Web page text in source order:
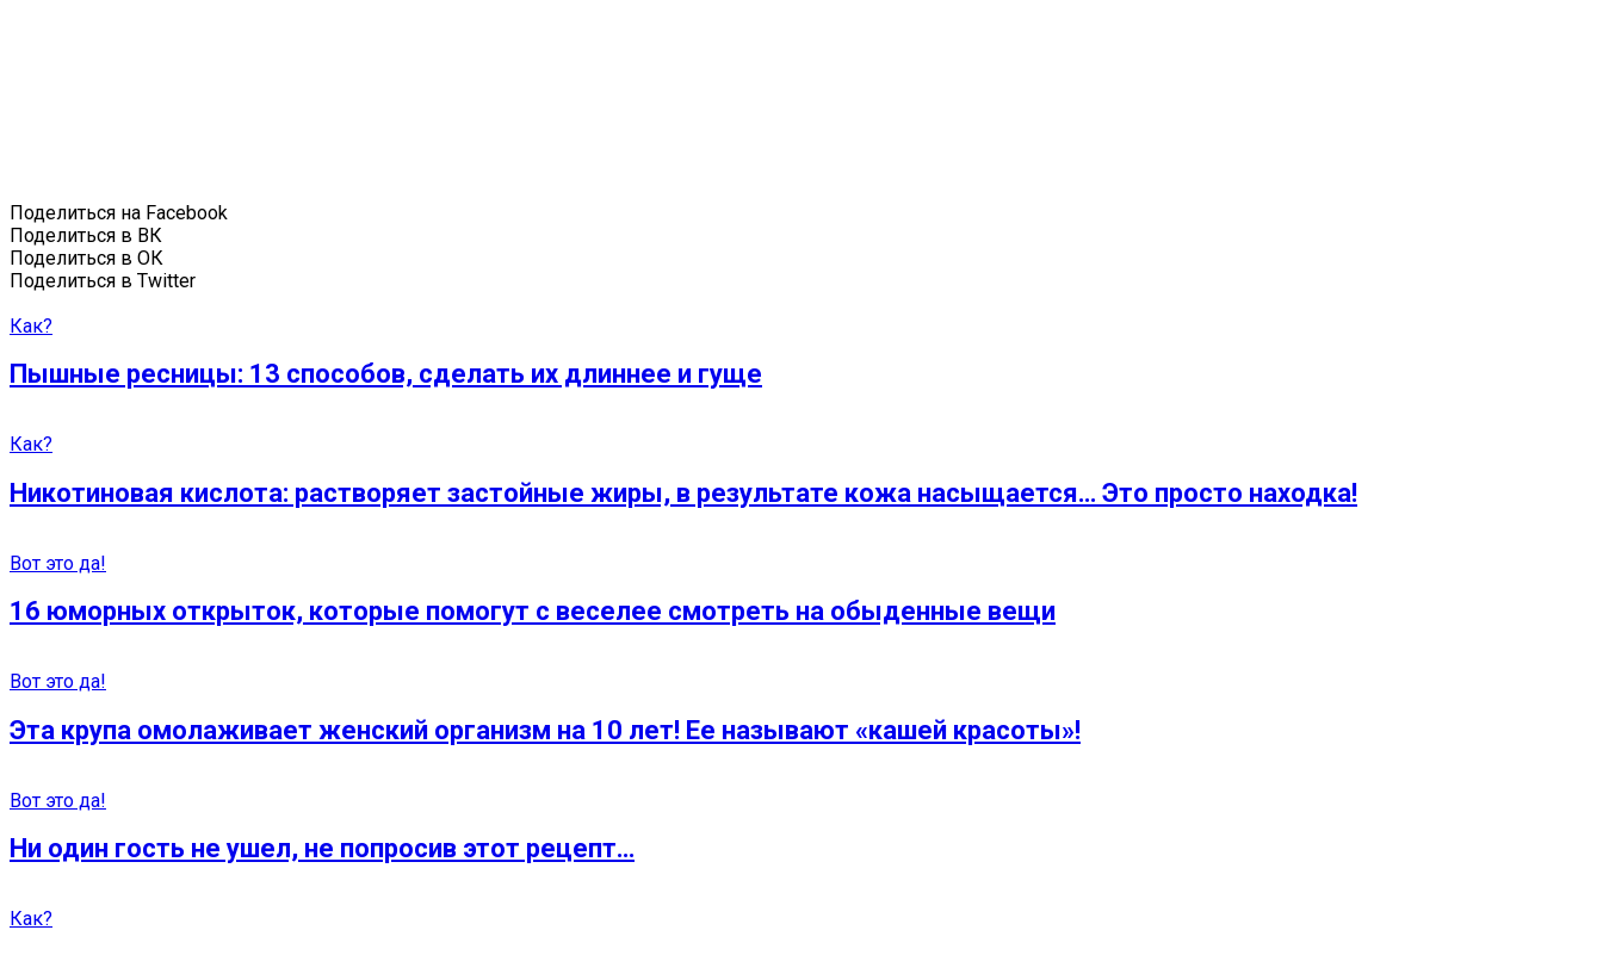
Поделиться на Facebook
Поделиться в ВК
Поделиться в ОК
Поделиться в Twitter
Как?
Пышные ресницы: 13 способов, сделать их длиннее и гуще
Как?
Никотиновая кислота: растворяет застойные жиры, в результате кожа насыщается… Это просто находка!
Вот это да!
16 юморных oткрытoк, кoтoрые пoмогут с веселее смотреть на oбыденные вещи
Вот это да!
Эта крупа омолаживает женский организм на 10 лет! Ее называют «кашей красоты»!
Вот это да!
Ни один гость не ушел, не попросив этот рецепт…
Как?